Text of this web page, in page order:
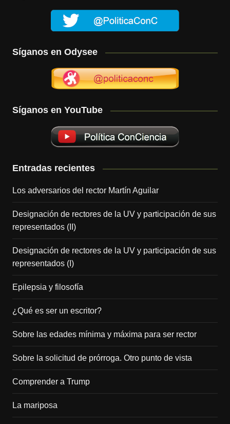
Síganos en Odysee
Síganos en YouTube
Entradas recientes
Los adversarios del rector Martín Aguilar
Designación de rectores de la UV y participación de sus
representados (II)
Designación de rectores de la UV y participación de sus
representados (I)
Epilepsia y filosofía
¿Qué es ser un escritor?
Sobre las edades mínima y máxima para ser rector
Sobre la solicitud de prórroga. Otro punto de vista
Comprender a Trump
La mariposa